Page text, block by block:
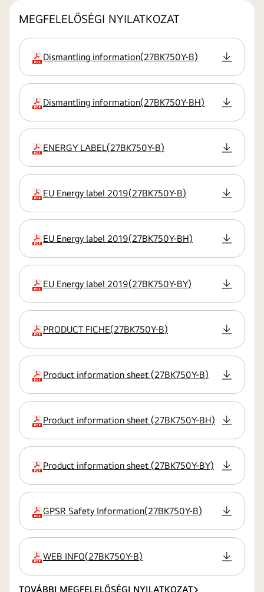
MEGFELELŐSÉGI NYILATKOZAT
kiterjesztés
Dismantling information(27BK750Y-B)
kiterjesztés
Dismantling information(27BK750Y-BH)
kiterjesztés
ENERGY LABEL(27BK750Y-B)
kiterjesztés
EU Energy label 2019(27BK750Y-B)
kiterjesztés
EU Energy label 2019(27BK750Y-BH)
kiterjesztés
EU Energy label 2019(27BK750Y-BY)
kiterjesztés
PRODUCT FICHE(27BK750Y-B)
kiterjesztés
Product information sheet (27BK750Y-B)
kiterjesztés
Product information sheet (27BK750Y-BH)
kiterjesztés
Product information sheet (27BK750Y-BY)
kiterjesztés
GPSR Safety Information(27BK750Y-B)
kiterjesztés
WEB INFO(27BK750Y-B)
TOVÁBBI MEGFELELŐSÉGI NYILATKOZAT